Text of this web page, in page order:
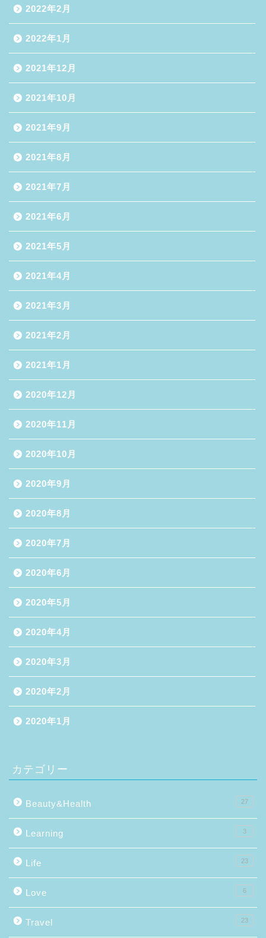
2022年2月
2022年1月
2021年12月
2021年10月
2021年9月
2021年8月
2021年7月
2021年6月
2021年5月
2021年4月
2021年3月
2021年2月
2021年1月
2020年12月
2020年11月
2020年10月
2020年9月
2020年8月
2020年7月
2020年6月
2020年5月
2020年4月
2020年3月
2020年2月
2020年1月
カテゴリー
Beauty&Health 27
Learning 3
Life 23
Love 6
Travel 23